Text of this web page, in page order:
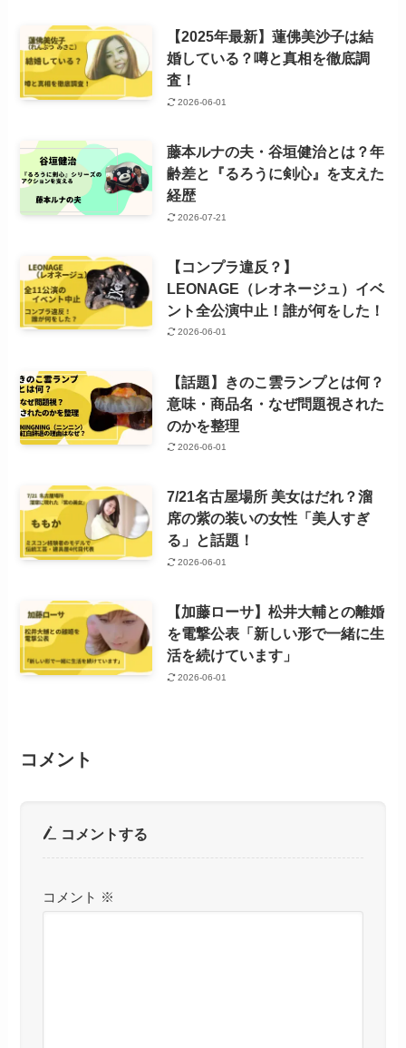
【2025年最新】蓮佛美沙子は結
婚している？噂と真相を徹底調
査！
2026-06-01
藤本ルナの夫・谷垣健治とは？年
齢差と『るろうに剣心』を支えた
経歴
2026-07-21
【コンプラ違反？】
LEONAGE（レオネージュ）イベ
ント全公演中止！誰が何をした！
2026-06-01
【話題】きのこ雲ランプとは何？
意味・商品名・なぜ問題視された
のかを整理
2026-06-01
7/21名古屋場所 美女はだれ？溜
席の紫の装いの女性「美人すぎ
る」と話題！
2026-06-01
【加藤ローサ】松井大輔との離婚
を電撃公表「新しい形で一緒に生
活を続けています」
2026-06-01
コメント
コメントする
コメント ※